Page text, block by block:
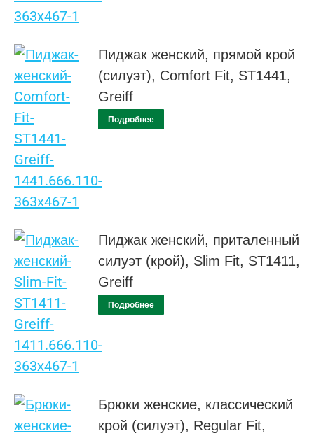
Пиджак женский, прямой крой
(силуэт), Comfort Fit, ST1441,
Greiff
Подробнее
Пиджак женский, приталенный
силуэт (крой), Slim Fit, ST1411,
Greiff
Подробнее
Брюки женские, классический
крой (силуэт), Regular Fit,